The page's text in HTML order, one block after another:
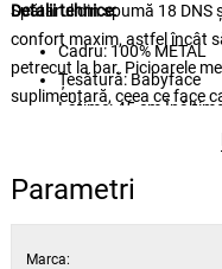
Spătarul din spumă 18 DNS
confort maxim, astfel încât
petrecut la bar. Picioarele
suplimentară, ceea ce face
Detalii tehnice:
Cadru: 100% METAL
Țesătură: Babyface
Spumă 18 DNS
Picioare metalice
Parametri
Marca: